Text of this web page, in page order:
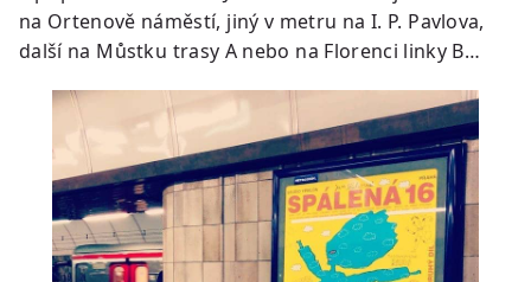
na Ortenově náměstí, jiný v metru na I. P. Pavlova,
další na Můstku trasy A nebo na Florenci linky B…